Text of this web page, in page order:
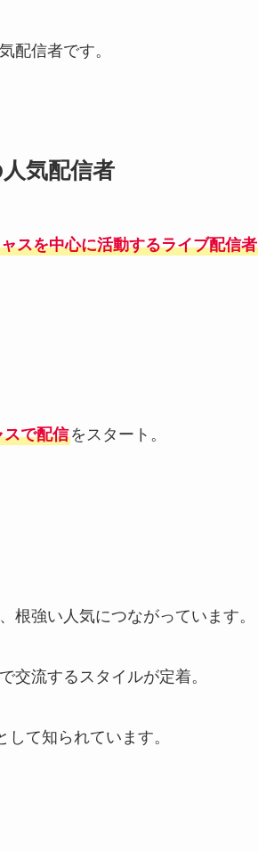
配信者です。
気配信者
スを中心に活動するライブ配信者
スで配信をスタート。
根強い人気につながっています。
交流するスタイルが定着。
て知られています。